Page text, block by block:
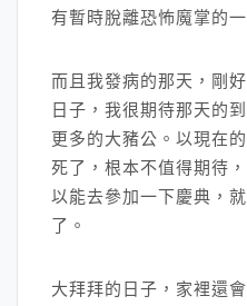
有暫時脫離恐怖魔掌的一
而且我發病的那天，剛
日子，我很期待那天的
更多的大豬公。以現在
死了，根本不值得期待
以能去參加一下慶典，
了。
大拜拜的日子，家裡還